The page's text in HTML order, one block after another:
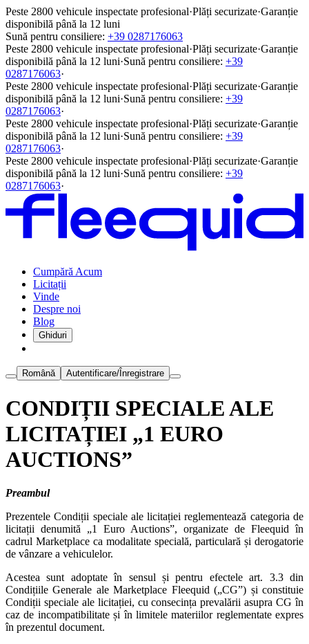
Peste 2800 vehicule inspectate profesional·Plăți securizate·Garanție
disponibilă până la 12 luni
Sună pentru consiliere: +39 0287176063
Peste 2800 vehicule inspectate profesional·Plăți securizate·Garanție
disponibilă până la 12 luni·Sună pentru consiliere: +39
0287176063·
Peste 2800 vehicule inspectate profesional·Plăți securizate·Garanție
disponibilă până la 12 luni·Sună pentru consiliere: +39
0287176063·
Peste 2800 vehicule inspectate profesional·Plăți securizate·Garanție
disponibilă până la 12 luni·Sună pentru consiliere: +39
0287176063·
Peste 2800 vehicule inspectate profesional·Plăți securizate·Garanție
disponibilă până la 12 luni·Sună pentru consiliere: +39
0287176063·
Cumpără Acum
Licitații
Vinde
Despre noi
Blog
Ghiduri
Română Autentificare/Înregistrare
CONDIȚII SPECIALE ALE
LICITAȚIEI „1 EURO
AUCTIONS”
Preambul
Prezentele Condiții speciale ale licitației reglementează categoria de
licitații denumită „1 Euro Auctions”, organizate de Fleequid în
cadrul Marketplace ca modalitate specială, particulară și derogatorie
de vânzare a vehiculelor.
Acestea sunt adoptate în sensul și pentru efectele art. 3.3 din
Condițiile Generale ale Marketplace Fleequid („CG”) și constituie
Condiții speciale ale licitației, cu consecința prevalării asupra CG în
caz de incompatibilitate și în limitele materiilor reglementate expres
în prezentul document.